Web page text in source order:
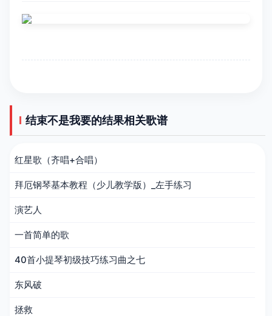
结束不是我要的结果相关歌谱
红星歌（齐唱+合唱）
拜厄钢琴基本教程（少儿教学版）_左手练习
演艺人
一首简单的歌
40首小提琴初级技巧练习曲之七
东风破
拯救